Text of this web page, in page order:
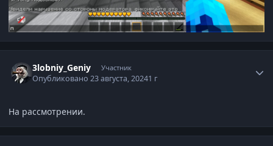
3lobniy_Geniy Участник
Опубликовано23 августа, 20241 г
На рассмотрении.